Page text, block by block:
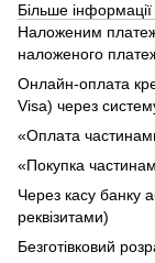
Більше
Наложеним
наложеного
Онлайн-оплата
Visa) через
«Оплата
«Покупка
Через касу банку
реквізитами)
Безготівковий